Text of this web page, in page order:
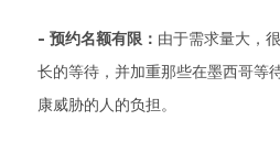
- 预约名额有限： 由于需求量大，
长的等待，并加重那些在墨西哥等
康威胁的人的负担。